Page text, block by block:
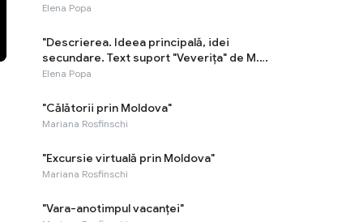
Elena Popa
"Descrierea. Ideea principală, idei
secundare. Text suport "Veverița" de M.
Sadoveanu"
Elena Popa
"Călătorii prin Moldova"
Mariana Rosfinschi
"Excursie virtuală prin Moldova"
Mariana Rosfinschi
"Vara-anotimpul vacanței"